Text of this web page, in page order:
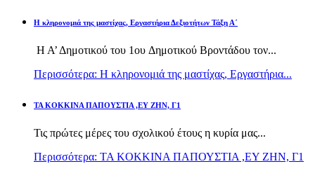
H κληρονομιά της μαστίχας, Εργαστήρια Δεξιοτήτων Τάξη Α΄
Η Α’ Δημοτικού του 1ου Δημοτικού Βροντάδου τον...
Περισσότερα: H κληρονομιά της μαστίχας, Εργαστήρια...
TA KOKKINA ΠΑΠΟΥΣΤΙΑ ,ΕΥ ΖΗΝ, Γ1
Τις πρώτες μέρες του σχολικού έτους η κυρία μας...
Περισσότερα: TA KOKKINA ΠΑΠΟΥΣΤΙΑ ,ΕΥ ΖΗΝ, Γ1